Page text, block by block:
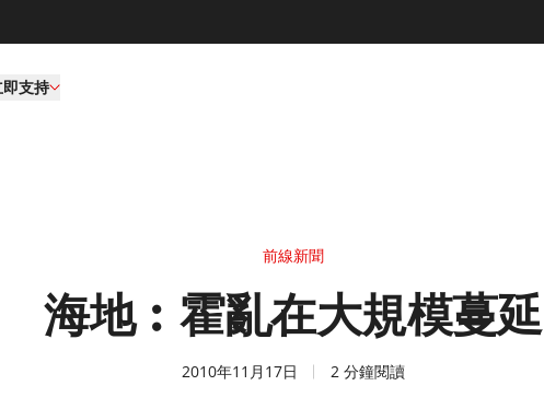
支持
前線新聞
海地︰霍亂在大規模蔓延
2010年11月17日 2 分鐘閱讀